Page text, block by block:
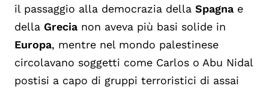
il passaggio alla democrazia della Spagna e
della Grecia non aveva più basi solide in
Europa, mentre nel mondo palestinese
circolavano soggetti come Carlos o Abu Nidal
postisi a capo di gruppi terroristici di assai